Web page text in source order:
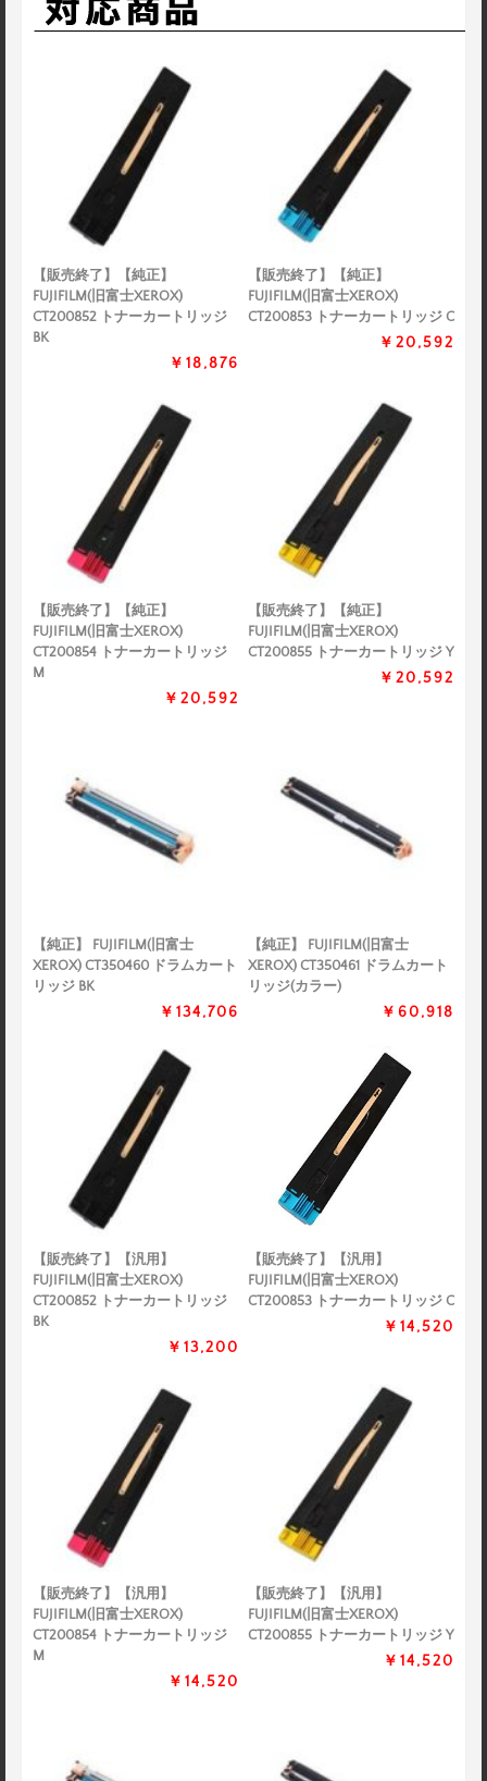
【販売終了】【純正】
FUJIFILM(旧富士XEROX)
CT200852 トナーカートリッジ
BK
￥18,876
【販売終了】【純正】
FUJIFILM(旧富士XEROX)
CT200853 トナーカートリッジ C
￥20,592
【販売終了】【純正】
FUJIFILM(旧富士XEROX)
CT200854 トナーカートリッジ
M
￥20,592
【販売終了】【純正】
FUJIFILM(旧富士XEROX)
CT200855 トナーカートリッジ Y
￥20,592
【純正】 FUJIFILM(旧富士
XEROX) CT350460 ドラムカート
リッジ BK
￥134,706
【純正】 FUJIFILM(旧富士
XEROX) CT350461 ドラムカート
リッジ(カラー)
￥60,918
【販売終了】【汎用】
FUJIFILM(旧富士XEROX)
CT200852 トナーカートリッジ
BK
￥13,200
【販売終了】【汎用】
FUJIFILM(旧富士XEROX)
CT200853 トナーカートリッジ C
￥14,520
【販売終了】【汎用】
FUJIFILM(旧富士XEROX)
CT200854 トナーカートリッジ
M
￥14,520
【販売終了】【汎用】
FUJIFILM(旧富士XEROX)
CT200855 トナーカートリッジ Y
￥14,520